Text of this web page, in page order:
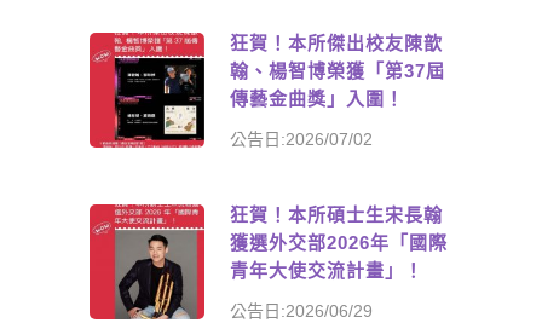
狂賀！本所傑出校友陳歆
翰、楊智博榮獲「第37屆
傳藝金曲獎」入圍！
公告日:2026/07/02
狂賀！本所碩士生宋長翰
獲選外交部2026年「國際
青年大使交流計畫」！
公告日:2026/06/29